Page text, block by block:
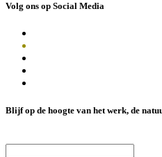
Volg ons op Social Media
Blijf op de hoogte van het werk, de